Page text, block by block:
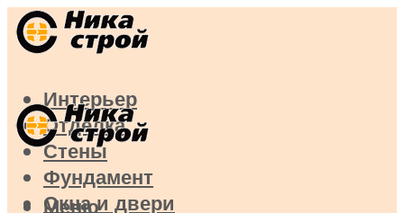
Интерьер
Отделка
Стены
Фундамент
Окна и двери
Меню